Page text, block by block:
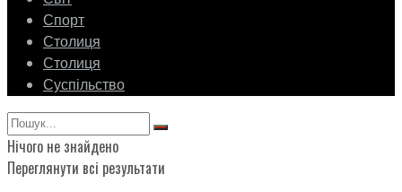
Спорт
Столиця
Столиця
Суспільство
Нічого не знайдено
Переглянути всі результати